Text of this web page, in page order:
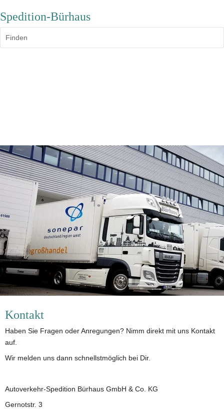
Spedition-Bürhaus
Finden
Kontakt
Haben Sie Fragen oder Anregungen? Nimm direkt mit uns Kontakt
auf.
Wir melden uns dann schnellstmöglich bei Dir.
Autoverkehr-Spedition Bürhaus GmbH & Co. KG
Gernotstr. 3